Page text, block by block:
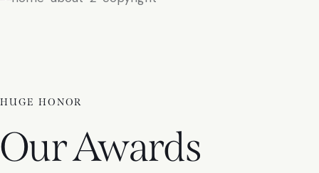
HUGE HONOR
Our Awards